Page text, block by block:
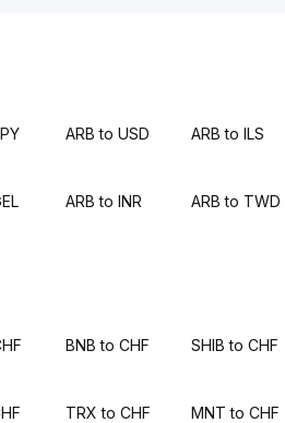
ARB to USD ARB to ILS
ARB to INR ARB to TWD
BNB to CHF SHIB to CHF
TRX to CHF MNT to CHF